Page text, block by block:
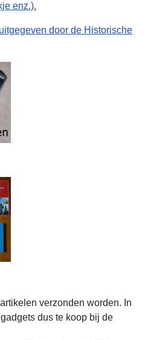
enz.).
door de Historische
verzonden worden. In
dus te koop bij de